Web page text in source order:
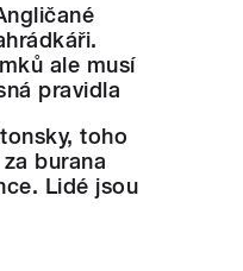
ale musí
pravidla
toho
burana
Lidé jsou